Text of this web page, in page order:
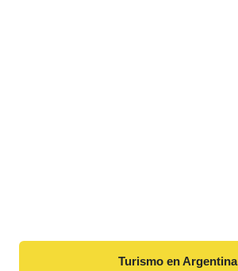
Turismo en Argentina